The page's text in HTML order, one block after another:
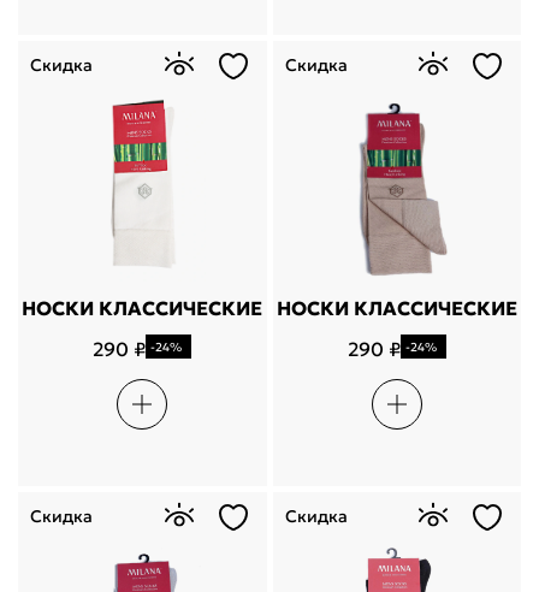
НОСКИ КЛАССИЧЕСКИЕ
290 ₽ -24%
Скидка
НОСКИ КЛАССИЧЕСКИЕ
290 ₽ -24%
Скидка
Скидка Скидка